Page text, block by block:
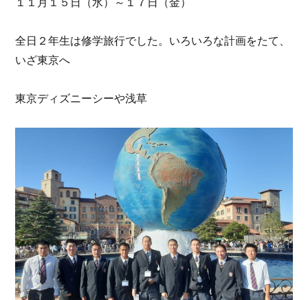
１１月１５日（水）～１７日（金）
全日２年生は修学旅行でした。いろいろな計画をたて、
いざ東京へ
東京ディズニーシーや浅草